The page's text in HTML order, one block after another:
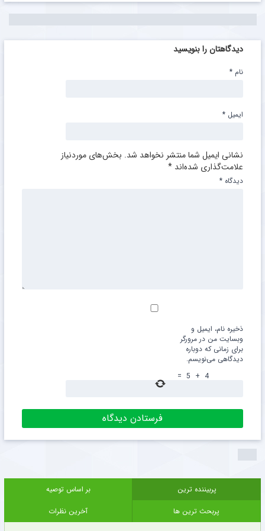
دیدگاهتان را بنویسید
نشانی ایمیل شما منتشر نخواهد شد. بخش‌های موردنیاز
علامت‌گذاری شده‌اند *
دیدگاه *
نام *
ایمیل *
ذخیره نام، ایمیل و
وبسایت من در مرورگر
برای زمانی که دوباره
دیدگاهی می‌نویسم.
4
+
5
=
پربیننده ترین
بر اساس توصیه
پربحث ترین ها
آخرین نظرات